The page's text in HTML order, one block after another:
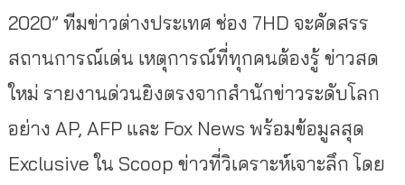
2020” ทีมข่าวต่างประเทศ ช่อง 7HD จะคัดสรร
สถานการณ์เด่น เหตุการณ์ที่ทุกคนต้องรู้ ข่าวสด
ใหม่ รายงานด่วนยิงตรงจากสำนักข่าวระดับโลก
อย่าง AP, AFP และ Fox News พร้อมข้อมูลสุด
Exclusive ใน Scoop ข่าวที่วิเคราะห์เจาะลึก โดย